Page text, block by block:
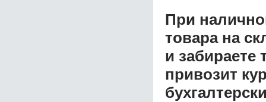
При
товара на
и забираете
привозит